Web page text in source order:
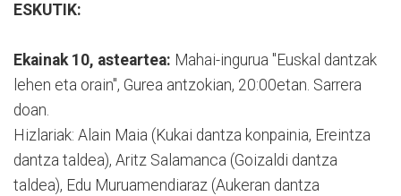
ESKUTIK:
Ekainak 10, asteartea: Mahai-ingurua "Euskal dantzak
lehen eta orain", Gurea antzokian, 20:00etan. Sarrera
doan.
Hizlariak: Alain Maia (Kukai dantza konpainia, Ereintza
dantza taldea), Aritz Salamanca (Goizaldi dantza
taldea), Edu Muruamendiaraz (Aukeran dantza